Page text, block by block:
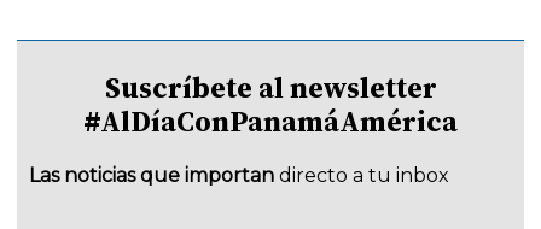
Suscríbete al newsletter
#AlDíaConPanamáAmérica
Las noticias que importan directo a tu inbox